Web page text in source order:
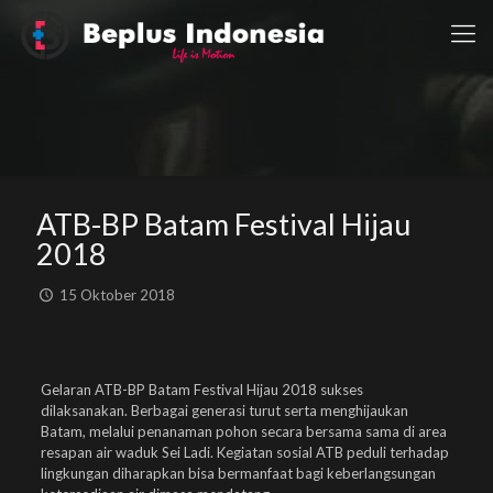
ATB-BP Batam Festival Hijau
2018
15 Oktober 2018
Gelaran ATB-BP Batam Festival Hijau 2018 sukses
dilaksanakan. Berbagai generasi turut serta menghijaukan
Batam, melalui penanaman pohon secara bersama sama di area
resapan air waduk Sei Ladi. Kegiatan sosial ATB peduli terhadap
lingkungan diharapkan bisa bermanfaat bagi keberlangsungan